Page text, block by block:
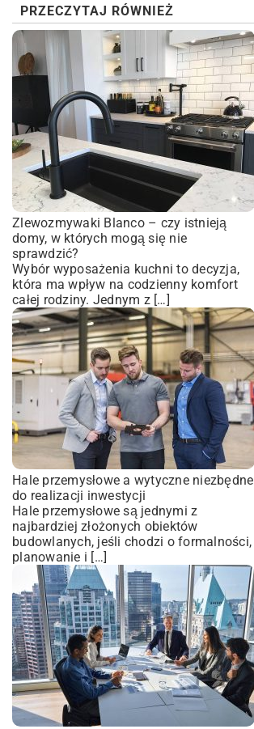
PRZECZYTAJ RÓWNIEŻ
Zlewozmywaki Blanco – czy istnieją
domy, w których mogą się nie
sprawdzić?
Wybór wyposażenia kuchni to decyzja,
która ma wpływ na codzienny komfort
całej rodziny. Jednym z […]
Hale przemysłowe a wytyczne niezbędne
do realizacji inwestycji
Hale przemysłowe są jednymi z
najbardziej złożonych obiektów
budowlanych, jeśli chodzi o formalności,
planowanie i […]